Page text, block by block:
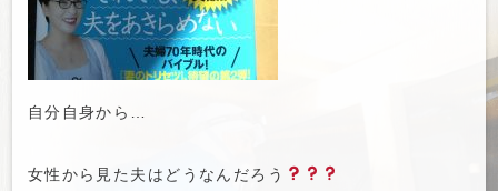
自分自身から…
女性から見た夫はどうなんだろう